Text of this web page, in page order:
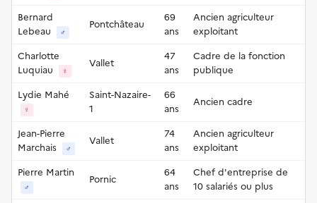
Bernard
Lebeau
♂
Pontchâteau
69
ans
Ancien agriculteur
exploitant
Charlotte
Luquiau
♀
Vallet
47
ans
Cadre de la fonction
publique
Lydie Mahé
♀
Saint-Nazaire-
1
66
ans
Ancien cadre
Jean-Pierre
Marchais
♂
Vallet
74
ans
Ancien agriculteur
exploitant
Pierre Martin
♂
Pornic
64
ans
Chef d'entreprise de
10 salariés ou plus